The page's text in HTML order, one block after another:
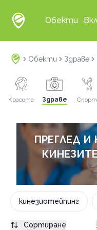
Обекти
Обекти Здраве
Красота Здраве Спорт
ПРЕГЛЕД И
кинезиотейпинг
Сортиране